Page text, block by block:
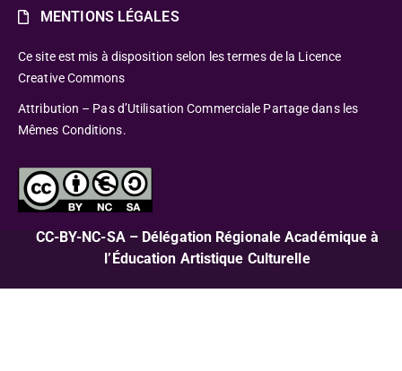
MENTIONS LÉGALES
Ce site est mis à disposition selon les termes de la Licence
Creative Commons
Attribution – Pas d’Utilisation Commerciale Partage dans les
Mêmes Conditions.
CC-BY-NC-SA – Délégation Régionale Académique à
l’Éducation Artistique Culturelle